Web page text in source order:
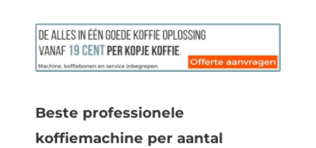
Beste professionele
koffiemachine per aantal